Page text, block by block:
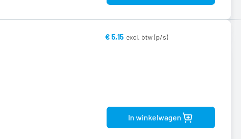
€ 5,15
In winkelwagen